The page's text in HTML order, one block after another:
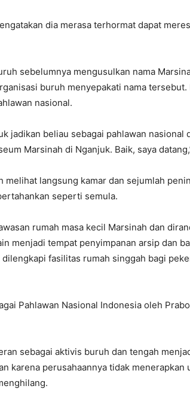
dia merasa terhormat dapat
sebelumnya mengusulkan nama
buruh menyepakati nama tersebut.
nasional.
jadikan beliau sebagai pahlawan nasional
Marsinah di Nganjuk. Baik, saya
melihat langsung kamar dan sejumlah
seperti semula.
rumah masa kecil Marsinah dan
menjadi tempat penyimpanan arsip dan
fasilitas rumah singgah bagi
Pahlawan Nasional Indonesia oleh
sebagai aktivis buruh dan tengah
karena perusahaannya tidak menerapkan